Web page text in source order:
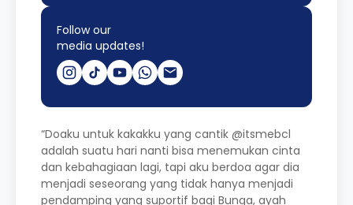
Follow our
media updates!
“Doaku untuk kakakku yang cantik @itsmebcl
adalah suatu hari nanti bisa menemukan cinta
dan kebahagiaan lagi, tapi aku berdoa agar dia
menjadi seseorang yang tidak hanya menjadi
pendamping yang suportif bagi Bunga, ayah